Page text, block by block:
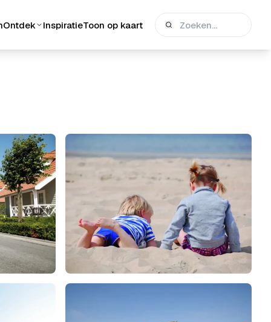
Ontdek InspiratieToon op kaart